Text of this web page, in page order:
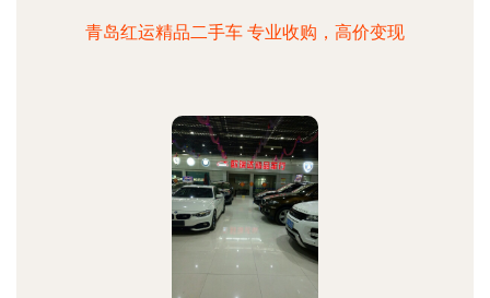
青岛红运精品二手车 专业收购，高价变现